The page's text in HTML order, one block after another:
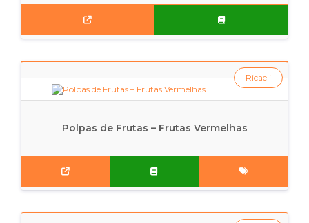
Polpas de Frutas – Frutas Vermelhas
Ricaeli